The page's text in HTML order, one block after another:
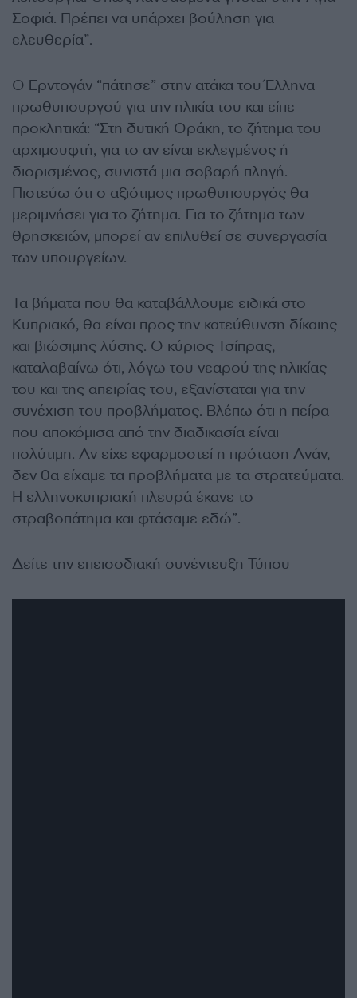
Σοφιά. Πρέπει να υπάρχει βούληση για
ελευθερία”.
Ο Ερντογάν “πάτησε” στην ατάκα του Έλληνα
πρωθυπουργού για την ηλικία του και είπε
προκλητικά: “Στη δυτική Θράκη, το ζήτημα του
αρχιμουφτή, για το αν είναι εκλεγμένος ή
διορισμένος, συνιστά μια σοβαρή πληγή.
Πιστεύω ότι ο αξιότιμος πρωθυπουργός θα
μεριμνήσει για το ζήτημα. Για το ζήτημα των
θρησκειών, μπορεί αν επιλυθεί σε συνεργασία
των υπουργείων.
Τα βήματα που θα καταβάλλουμε ειδικά στο
Κυπριακό, θα είναι προς την κατεύθυνση δίκαιης
και βιώσιμης λύσης. Ο κύριος Τσίπρας,
καταλαβαίνω ότι, λόγω του νεαρού της ηλικίας
του και της απειρίας του, εξανίσταται για την
συνέχιση του προβλήματος. Βλέπω ότι η πείρα
που αποκόμισα από την διαδικασία είναι
πολύτιμη. Αν είχε εφαρμοστεί η πρόταση Ανάν,
δεν θα είχαμε τα προβλήματα με τα στρατεύματα.
Η ελληνοκυπριακή πλευρά έκανε το
στραβοπάτημα και φτάσαμε εδώ”.
Δείτε την επεισοδιακή συνέντευξη Τύπου